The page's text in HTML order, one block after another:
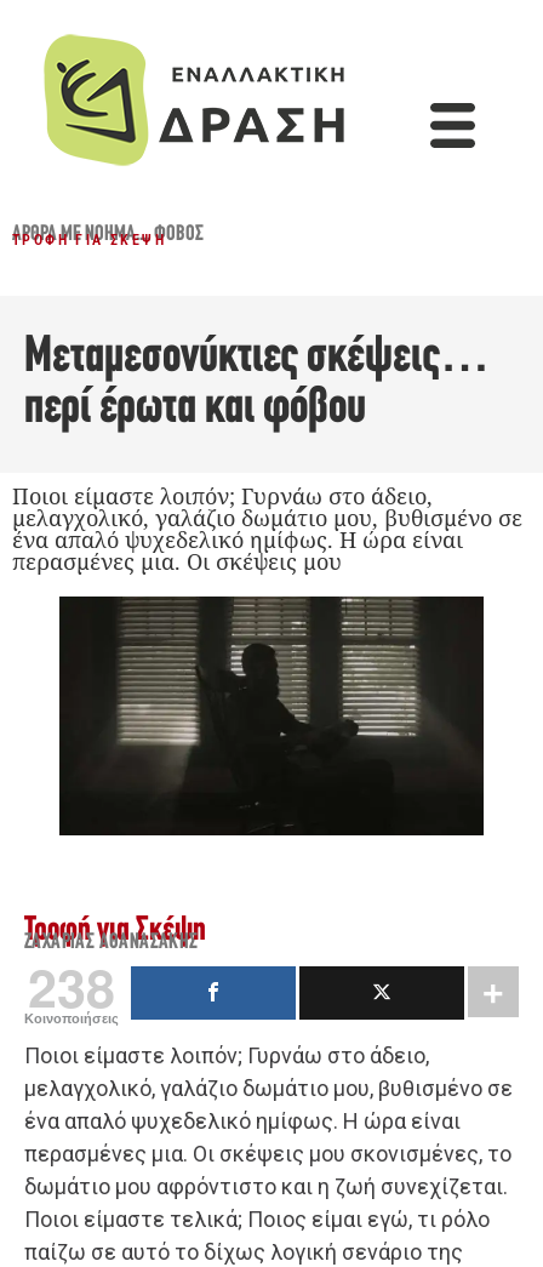
ΆΡΘΡΑ ΜΕ ΝΌΗΜΑ...,ΦΌΒΟΣ
ΤΡΟΦΉ ΓΙΑ ΣΚΈΨΗ
Μεταμεσονύκτιες σκέψεις…
περί έρωτα και φόβου
Ποιοι είμαστε λοιπόν; Γυρνάω στο άδειο,
μελαγχολικό, γαλάζιο δωμάτιο μου, βυθισμένο σε
ένα απαλό ψυχεδελικό ημίφως. Η ώρα είναι
περασμένες μια. Οι σκέψεις μου
Τροφή για Σκέψη
ΖΑΧΑΡΊΑΣ ΑΘΑΝΑΣΆΚΗΣ
238
Κοινοποιήσεις
Ποιοι είμαστε λοιπόν; Γυρνάω στο άδειο,
μελαγχολικό, γαλάζιο δωμάτιο μου, βυθισμένο σε
ένα απαλό ψυχεδελικό ημίφως. Η ώρα είναι
περασμένες μια. Οι σκέψεις μου σκονισμένες, το
δωμάτιο μου αφρόντιστο και η ζωή συνεχίζεται.
Ποιοι είμαστε τελικά; Ποιος είμαι εγώ, τι ρόλο
παίζω σε αυτό το δίχως λογική σενάριο της